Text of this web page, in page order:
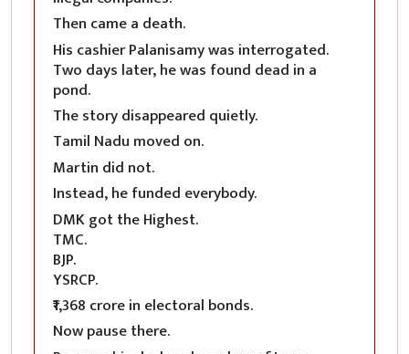
Then came a death.
His cashier Palanisamy was interrogated.
Two days later, he was found dead in a
pond.
The story disappeared quietly.
Tamil Nadu moved on.
Martin did not.
Instead, he funded everybody.
DMK got the Highest.
TMC.
BJP.
YSRCP.
₹1,368 crore in electoral bonds.
Now pause there.